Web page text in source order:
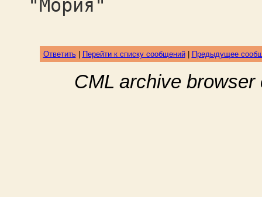
"Мория"
Ответить| Перейти к списку сообщений| Предыдущее
CML archive